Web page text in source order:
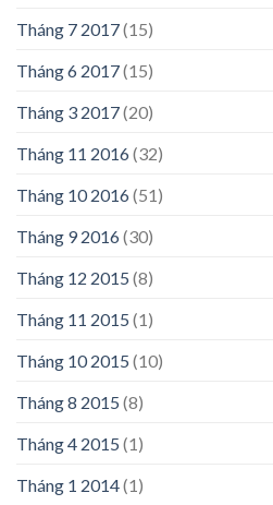
Tháng 7 2017(15)
Tháng 6 2017(15)
Tháng 3 2017(20)
Tháng 11 2016(32)
Tháng 10 2016(51)
Tháng 9 2016(30)
Tháng 12 2015 (8)
Tháng 11 2015 (1)
Tháng 10 2015 (10)
Tháng 8 2015 (8)
Tháng 4 2015 (1)
Tháng 1 2014(1)